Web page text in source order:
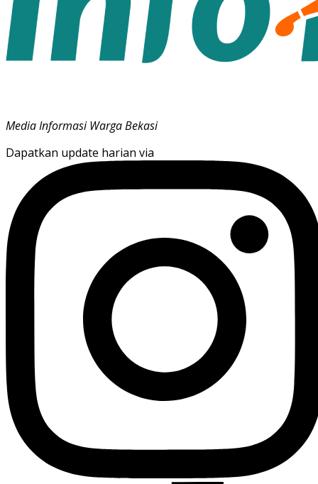
Media Informasi Warga Bekasi
Dapatkan update harian via